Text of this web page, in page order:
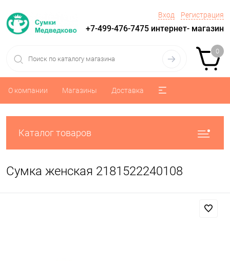
Вход Регистрация
+7-499-476-7475 интернет- магазин
0
О компании Магазины Доставка
Каталог товаров
Сумка женская 2181522240108